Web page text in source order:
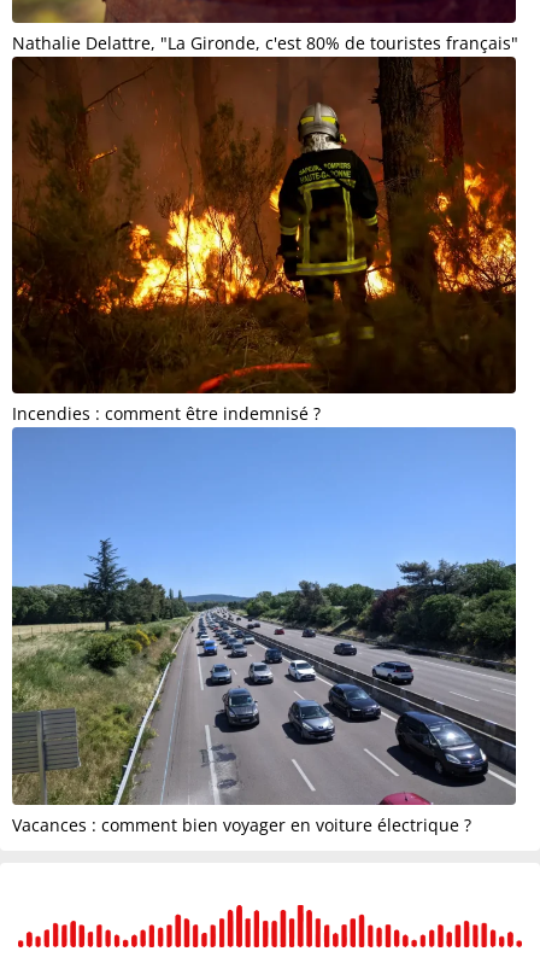
Nathalie Delattre, "La Gironde, c'est 80% de touristes français"
Incendies : comment être indemnisé ?
Vacances : comment bien voyager en voiture électrique ?